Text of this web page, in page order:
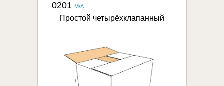
0201 M/A
Простой четырёхклапанный